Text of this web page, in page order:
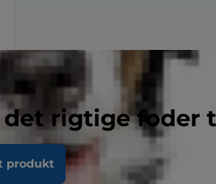
det rigtige
produkt